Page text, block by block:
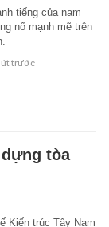
tiếng của nam
nổ mạnh mẽ trên
trước
tòa
Kiến trúc Tây Nam